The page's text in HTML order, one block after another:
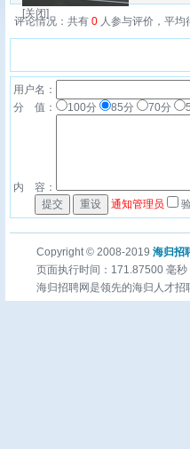
[关闭]
评论情况：共有 0 人参与评价，平均
用户名：
分 值：
100分 85分 70分
内 容：
通知管理员
Copyright © 2008-2019 海归招
页面执行时间：171.87500 毫秒
海归招聘网是领先的海归人才